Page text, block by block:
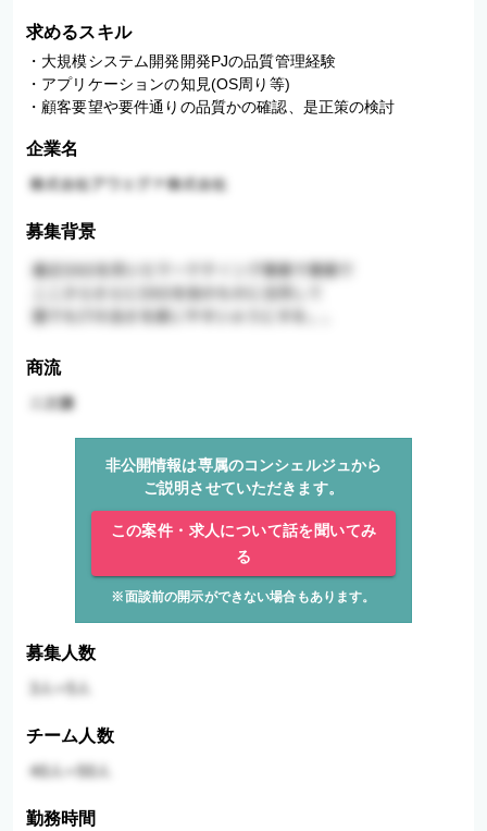
求めるスキル
・大規模システム開発開発PJの品質管理経験
・アプリケーションの知見(OS周り等)
・顧客要望や要件通りの品質かの確認、是正策の検討
企業名
募集背景
商流
非公開情報は専属のコンシェルジュから
ご説明させていただきます。
この案件・求人について話を聞いてみ
る
※面談前の開示ができない場合もあります。
募集人数
チーム人数
勤務時間